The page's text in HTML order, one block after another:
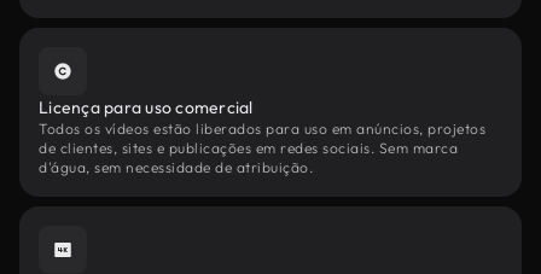
Licença para uso comercial
Todos os vídeos estão liberados para uso em anúncios, projetos
de clientes, sites e publicações em redes sociais. Sem marca
d'água, sem necessidade de atribuição.